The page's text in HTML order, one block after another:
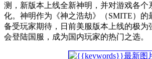
测，新版本上线全新神明，并对游戏各个
化。神明作为《神之浩劫》（SMITE）的
备受玩家期待，日前美服版本上线的极为
会登陆国服，成为国内玩家的热门之选。